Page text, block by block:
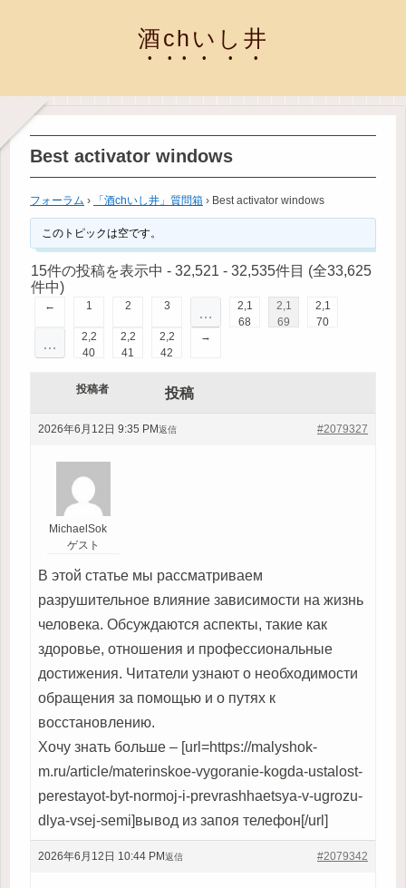
酒chいし井
Best activator windows
フォーラム › 「酒chいし井」質問箱 › Best activator windows
このトピックは空です。
15件の投稿を表示中 - 32,521 - 32,535件目 (全33,625
件中)
← 1 2 3 …
2,1
68
2,1
69
2,1
70
…
2,2
40
2,2
41
2,2
42
→
投稿者 投稿
2026年6月12日 9:35 PM #2079327
返信
MichaelSok
ゲスト
В этой статье мы рассматриваем
разрушительное влияние зависимости на жизнь
человека. Обсуждаются аспекты, такие как
здоровье, отношения и профессиональные
достижения. Читатели узнают о необходимости
обращения за помощью и о путях к
восстановлению.
Хочу знать больше – [url=https://malyshok-
m.ru/article/materinskoe-vygoranie-kogda-ustalost-
perestayot-byt-normoj-i-prevrashhaetsya-v-ugrozu-
dlya-vsej-semi]вывод из запоя телефон[/url]
2026年6月12日 10:44 PM #2079342
返信